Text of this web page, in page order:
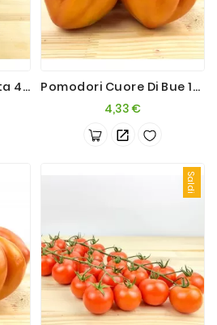
Barbabietola Precotta 4x500g
Pomodori Cuore Di Bue 1Kg
4,33 €Prezzo
Saldi